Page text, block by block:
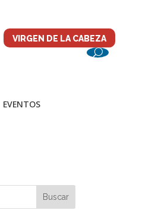
VIRGEN DE LA CABEZA
EVENTOS
Buscar